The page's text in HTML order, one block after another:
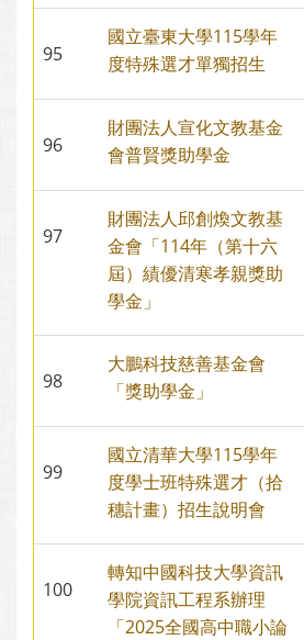
95
國立臺東大學115學年
度特殊選才單獨招生
96
財團法人宣化文教基金
會普賢獎助學金
97
財團法人邱創煥文教基
金會「114年（第十六
屆）績優清寒孝親獎助
學金」
98
大鵬科技慈善基金會
「獎助學金」
99
國立清華大學115學年
度學士班特殊選才（拾
穗計畫）招生說明會
100
轉知中國科技大學資訊
學院資訊工程系辦理
「2025全國高中職小論